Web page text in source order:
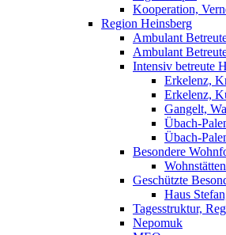
Kooperation,
Region Heinsberg
Ambulant
Ambulant
Intensiv betreute
Erkelenz,
Erkelenz,
Gangelt,
Übach-
Übach-
Besondere
Geschützte
Haus
Tagesstruktur,
Nepomuk